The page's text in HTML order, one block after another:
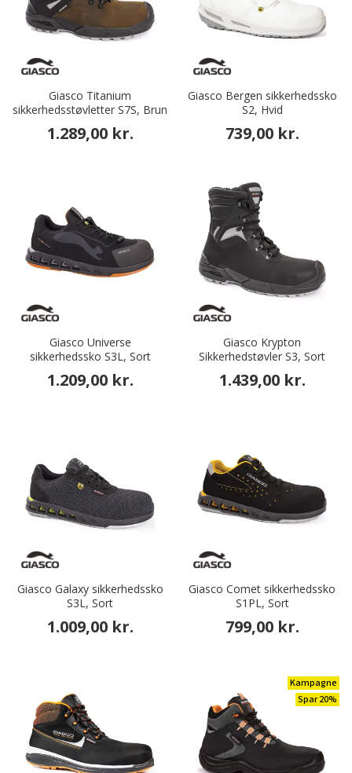
Giasco Titanium
sikkerhedsstøvletter S7S, Brun
1.289,00 kr.
Giasco Bergen sikkerhedssko
S2, Hvid
739,00 kr.
Giasco Universe
sikkerhedssko S3L, Sort
1.209,00 kr.
Giasco Krypton
Sikkerhedstøvler S3, Sort
1.439,00 kr.
Giasco Galaxy sikkerhedssko
S3L, Sort
1.009,00 kr.
Giasco Comet sikkerhedssko
S1PL, Sort
799,00 kr.
Kampagne
Spar 20%